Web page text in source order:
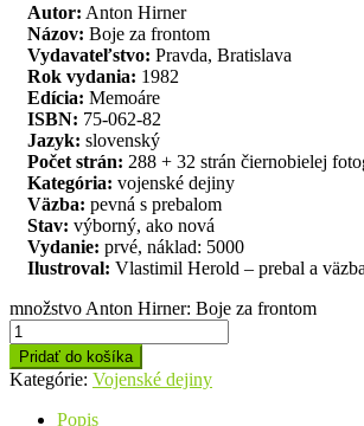
Autor: Anton Hirner
Názov: Boje za frontom
Vydavateľstvo: Pravda, Bratislava
Rok vydania: 1982
Edícia: Memoáre
ISBN: 75-062-82
Jazyk: slovenský
Počet strán: 288 + 32 strán čiernobielej
Kategória: vojenské dejiny
Väzba: pevná s prebalom
Stav: výborný, ako nová
Vydanie: prvé, náklad: 5000
Ilustroval: Vlastimil Herold – prebal a väzba
množstvo Anton Hirner: Boje za frontom
Pridať do košíka
Kategórie: Vojenské dejiny
Popis